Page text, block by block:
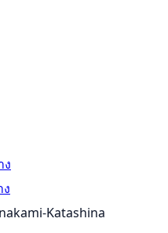
ง
Katashina